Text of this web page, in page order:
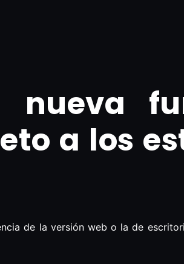
nueva
a los
de la versión web o la de